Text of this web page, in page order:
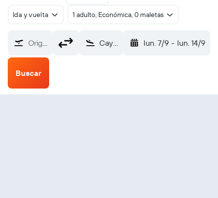
Ida y vuelta 1 adulto, Económica, 0 maletas
Origen Cayo Largo Del Sur (CYO) lun. 7/9 - lun. 14/9
Buscar